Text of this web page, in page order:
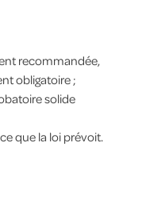
recommandée,
obligatoire ;
solide
que la loi prévoit.